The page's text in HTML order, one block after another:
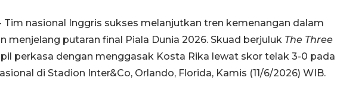
Tim nasional Inggris sukses melanjutkan tren kemenangan dalam
menjelang putaran final Piala Dunia 2026. Skuad berjuluk The Three
perkasa dengan menggasak Kosta Rika lewat skor telak 3-0 pada
di Stadion Inter&Co, Orlando, Florida, Kamis (11/6/2026) WIB.